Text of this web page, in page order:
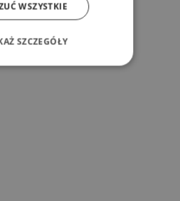
WSZYSTKIE
SZCZEGÓŁY